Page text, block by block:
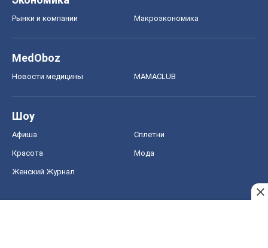
Рынки и компании Mакроэкономика
MedOboz
Новости медицины MAMACLUB
Шоу
Афиша Сплетни
Красота Мода
Женский Журнал